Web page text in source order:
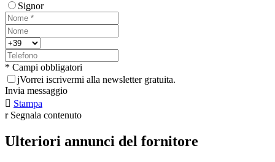
Signor
* Campi obbligatori
jVorrei iscrivermi alla newsletter gratuita.
Invia messaggio
 Stampa
r Segnala contenuto
Ulteriori annunci del fornitore